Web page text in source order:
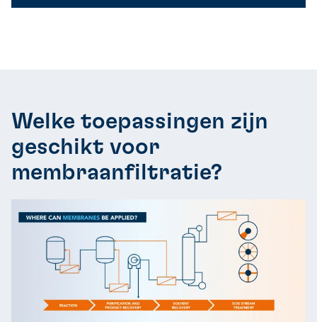
Welke toepassingen zijn
geschikt voor
membraanfiltratie?